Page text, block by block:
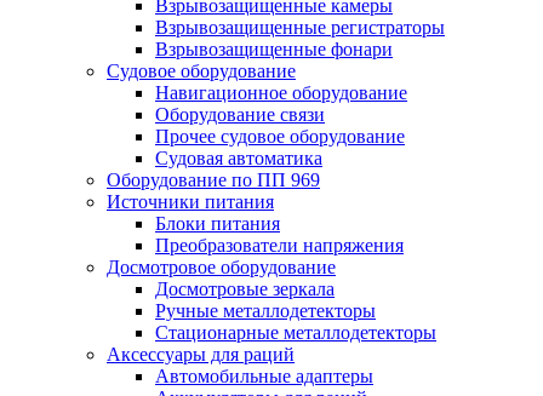
Взрывозащищенные камеры
Взрывозащищенные регистраторы
Взрывозащищенные фонари
Судовое оборудование
Навигационное оборудование
Оборудование связи
Прочее судовое оборудование
Судовая автоматика
Оборудование по ПП 969
Источники питания
Блоки питания
Преобразователи напряжения
Досмотровое оборудование
Досмотровые зеркала
Ручные металлодетекторы
Стационарные металлодетекторы
Аксессуары для раций
Автомобильные адаптеры